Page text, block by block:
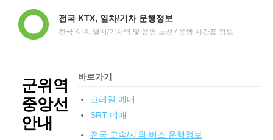
전국 KTX, 열차/기차 운행정보
전국 KTX, 열차/기차역 및 운영 노선 / 운행 시간표 정보
군위역
중앙선
안내
바로가기
코레일 예매
SRT 예매
전국 고속/시외 버스 운행정보